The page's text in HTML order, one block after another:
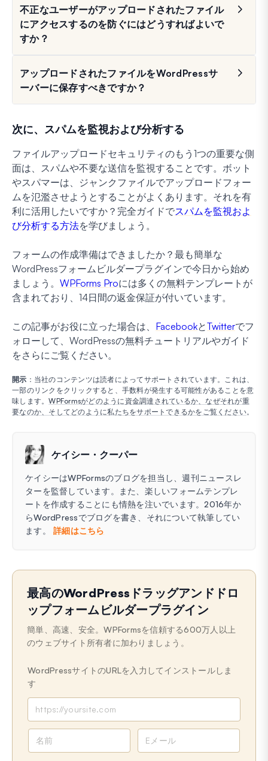
不正なユーザーがアップロードされたファイル
にアクセスするのを防ぐにはどうすればよいで
すか？
アップロードされたファイルをWordPressサ
ーバーに保存すべきですか？
次に、スパムを監視および分析する
ファイルアップロードセキュリティのもう1つの重要な側
面は、スパムや不要な送信を監視することです。ボット
やスパマーは、ジャンクファイルでアップロードフォー
ムを氾濫させようとすることがよくあります。それを有
利に活用したいですか？完全ガイドでスパムを監視およ
び分析する方法を学びましょう。
フォームの作成準備はできましたか？最も簡単な
WordPressフォームビルダープラグインで今日から始め
ましょう。 WPForms Proには多くの無料テンプレートが
含まれており、14日間の返金保証が付いています。
この記事がお役に立った場合は、 FacebookとTwitterでフ
ォローして、WordPressの無料チュートリアルやガイド
をさらにご覧ください。
開示 ：当社のコンテンツは読者によってサポートされています。これは、
一部のリンクをクリックすると、手数料が発生する可能性があることを意
味します。WPFormsがどのように資金調達されているか、なぜそれが重
要なのか、そしてどのように私たちをサポートできるかをご覧ください。
ケイシー・クーパー
ケイシーはWPFormsのブログを担当し、週刊ニュースレ
ターを監督しています。また、楽しいフォームテンプレ
ートを作成することにも情熱を注いでいます。2016年か
らWordPressでブログを書き、それについて執筆してい
ます。 詳細はこちら
最高のWordPressドラッグアンドドロ
ップフォームビルダープラグイン
簡単、高速、安全。WPFormsを信頼する600万人以上
のウェブサイト所有者に加わりましょう。
WordPressサイトのURLを入力してインストールしま
す